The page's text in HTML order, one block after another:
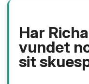
Har
vundet
sit